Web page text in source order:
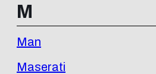
M
Man
Maserati